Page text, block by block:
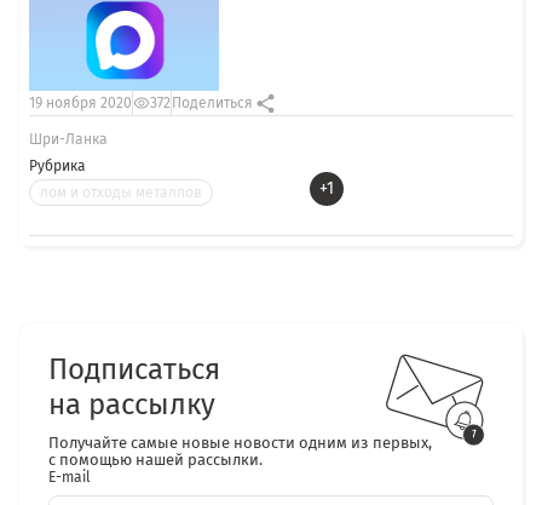
Рубрика
лом и отходы металлов
+1
19 ноября 2020 372 Поделиться
Шри-Ланка
Подписаться
на рассылку
Получайте самые новые новости одним из первых,
с помощью нашей рассылки.
E-mail